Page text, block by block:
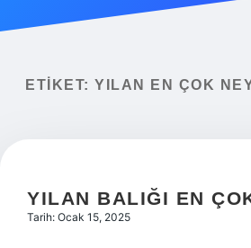
ETIKET: YILAN EN ÇOK
YILAN BALIĞI EN
Tarih: Ocak 15, 2025